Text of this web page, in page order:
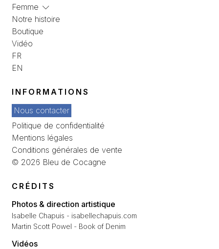
Femme
Notre histoire
Boutique
Vidéo
FR
EN
INFORMATIONS
Nous contacter
Politique de confidentialité
Mentions légales
Conditions générales de vente
© 2026 Bleu de Cocagne
CRÉDITS
Photos & direction artistique
Isabelle Chapuis - isabellechapuis.com
Martin Scott Powel - Book of Denim
Vidéos